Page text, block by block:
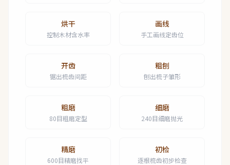
烘干
控制木材含水率
画线
手工画线定齿位
开齿
锯出梳齿间距
粗刨
刨出梳子雏形
粗磨
80目粗磨定型
细磨
240目细磨抛光
精磨
600目精磨找平
初检
逐根梳齿初步检查